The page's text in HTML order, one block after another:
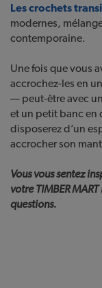
Les crochets
modernes,
contemporaine.
Une fois que vous
accrochez-les en
— peut-être avec
et un petit banc en
disposerez d’un
accrocher son
Vous vous sentez
votre TIMBER
questions.